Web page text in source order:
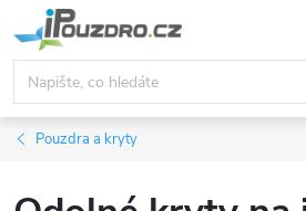
na
obsah
Pouzdra a kryty